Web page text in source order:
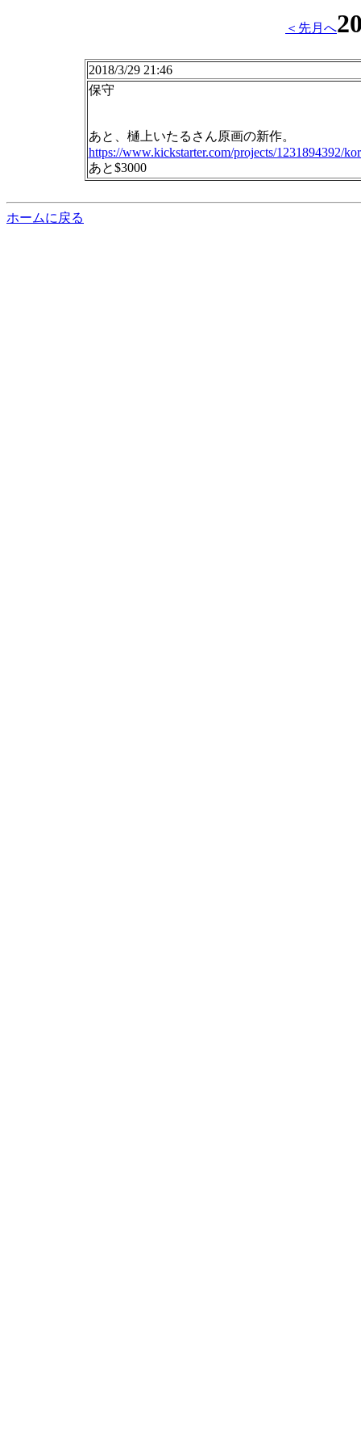
＜先月へ
2018/3/29 21:46
保守
あと、樋上いたるさん原画の新作。
https://www.kickstarter.com/projects/1231894392/
あと$3000
ホームに戻る